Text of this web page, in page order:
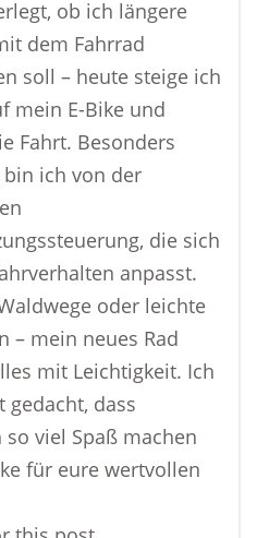
ob ich längere
dem Fahrrad
soll – heute steige ich
mein E-Bike und
Fahrt. Besonders
ich von der
die sich
anpasst.
oder leichte
– mein neues Rad
mit Leichtigkeit. Ich
gedacht, dass
so viel Spaß machen
für eure wertvollen